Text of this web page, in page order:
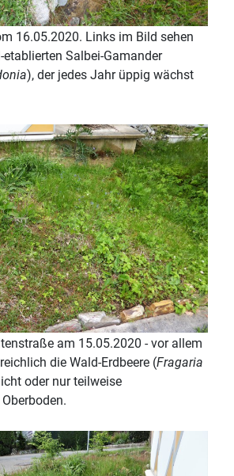
16.05.2020. Links im Bild sehen
Salbei-Gamander
), der jedes Jahr üppig wächst
am 15.05.2020 - vor allem
die Wald-Erdbeere (Fragaria
oder nur teilweise